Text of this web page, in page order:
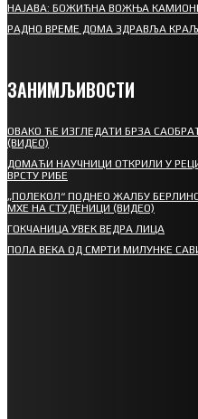
НАЈАВА: БОЖИЋНА ВОЖЊА
РАДНО ВРЕМЕ ДОМА ЗДРАВЉА
ЗАНИМЉИВОСТИ
ОВАКО ЋЕ ИЗГЛЕДАТИ БРЗА
(ВИДЕО)
ДОМАЋИ НАУЧНИЦИ ОТКРИЛИ У
ВРСТУ РИБЕ
„ПОЛЕКОЛ“ ПОДНЕО ЖАЛБУ
МХЕ НА СТУДЕНИЦИ (ВИДЕО)
ГОКЧАНИЦА УВЕК ВЕДРА ЛИЦА
ПОЛА ВЕКА ОД СМРТИ МИЛУНКЕ